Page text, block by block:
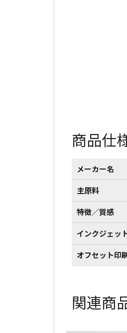
商品仕
メーカー名
主原料
特徴／質感
インクジェッ
オフセット印
関連商